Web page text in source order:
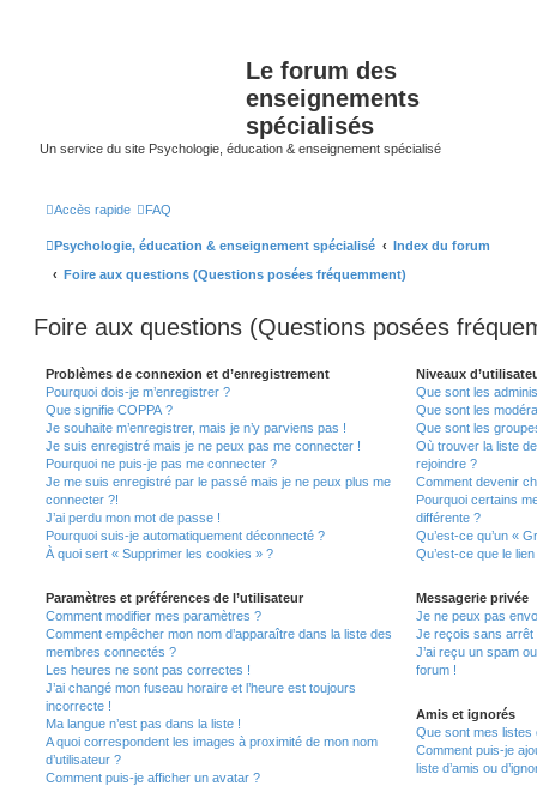
Le forum des
enseignements
spécialisés
Un service du site Psychologie, éducation & enseignement spécialisé
Accès rapide FAQ
Psychologie, éducation & enseignement spécialisé
Index du forum
Foire aux questions (Questions posées fréquemment)
Foire aux questions (Questions posées
Problèmes de connexion et d’enregistrement
Pourquoi dois-je m’enregistrer ?
Que signifie COPPA ?
Je souhaite m’enregistrer, mais je n’y parviens pas !
Je suis enregistré mais je ne peux pas me connecter !
Pourquoi ne puis-je pas me connecter ?
Je me suis enregistré par le passé mais je ne peux plus me
connecter ?!
J’ai perdu mon mot de passe !
Pourquoi suis-je automatiquement déconnecté ?
À quoi sert « Supprimer les cookies » ?
Paramètres et préférences de l’utilisateur
Comment modifier mes paramètres ?
Comment empêcher mon nom d’apparaître dans la liste des
membres connectés ?
Les heures ne sont pas correctes !
J’ai changé mon fuseau horaire et l’heure est toujours
incorrecte !
Ma langue n’est pas dans la liste !
A quoi correspondent les images à proximité de mon nom
d’utilisateur ?
Comment puis-je afficher un avatar ?
Niveaux
Que sont les
Que sont les
Que sont les
Où trouver la liste
rejoindre ?
Comment devenir
Pourquoi certains
différente ?
Qu’est-ce qu’un «
Qu’est-ce que le
Messagerie privée
Je ne peux pas
Je reçois sans arrêt
J’ai reçu un spam
forum !
Amis et ignorés
Que sont mes listes
Comment puis-je
liste d’amis ou